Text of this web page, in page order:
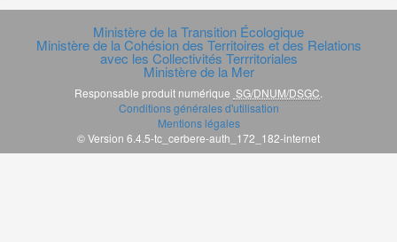
Ministère de la Transition Écologique
Ministère de la Cohésion des Territoires et des Relations
avec les Collectivités Terrritoriales
Ministère de la Mer
Responsable produit numérique SG/DNUM/DSGC
Conditions générales d'utilisation
Mentions légales
© Version 6.4.5-tc_cerbere-auth_172_182-internet